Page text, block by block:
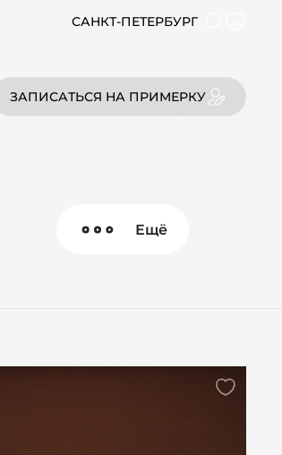
САНКТ-ПЕТЕРБУРГ
ЗАПИСАТЬСЯ НА ПРИМЕРКУ
Ещё